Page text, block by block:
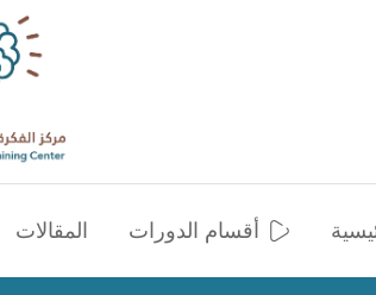
أقسام الدورات المقالات